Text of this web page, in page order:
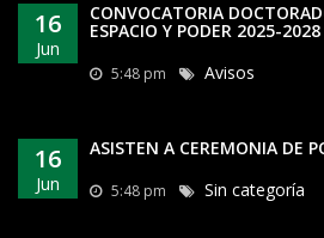
16
Jun
CONVOCATORIA
ESPACIO Y PODER 2025-2028
5:48 pm Avisos
16
Jun
ASISTEN A CEREMONIA DE
5:48 pm Sin categoría